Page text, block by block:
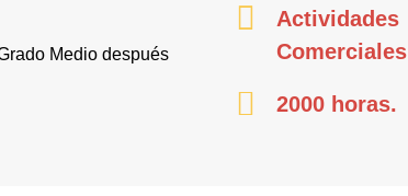
Medio después
Actividades
Comerciales
2000 horas.